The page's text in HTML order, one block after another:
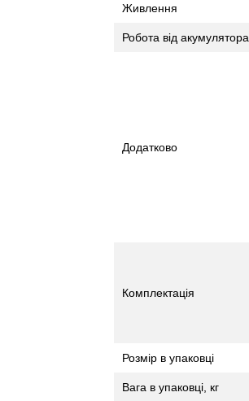
Живлення
Робота від акумулятора
Додатково
Комплектація
Розмір в упаковці
Вага в упаковці, кг